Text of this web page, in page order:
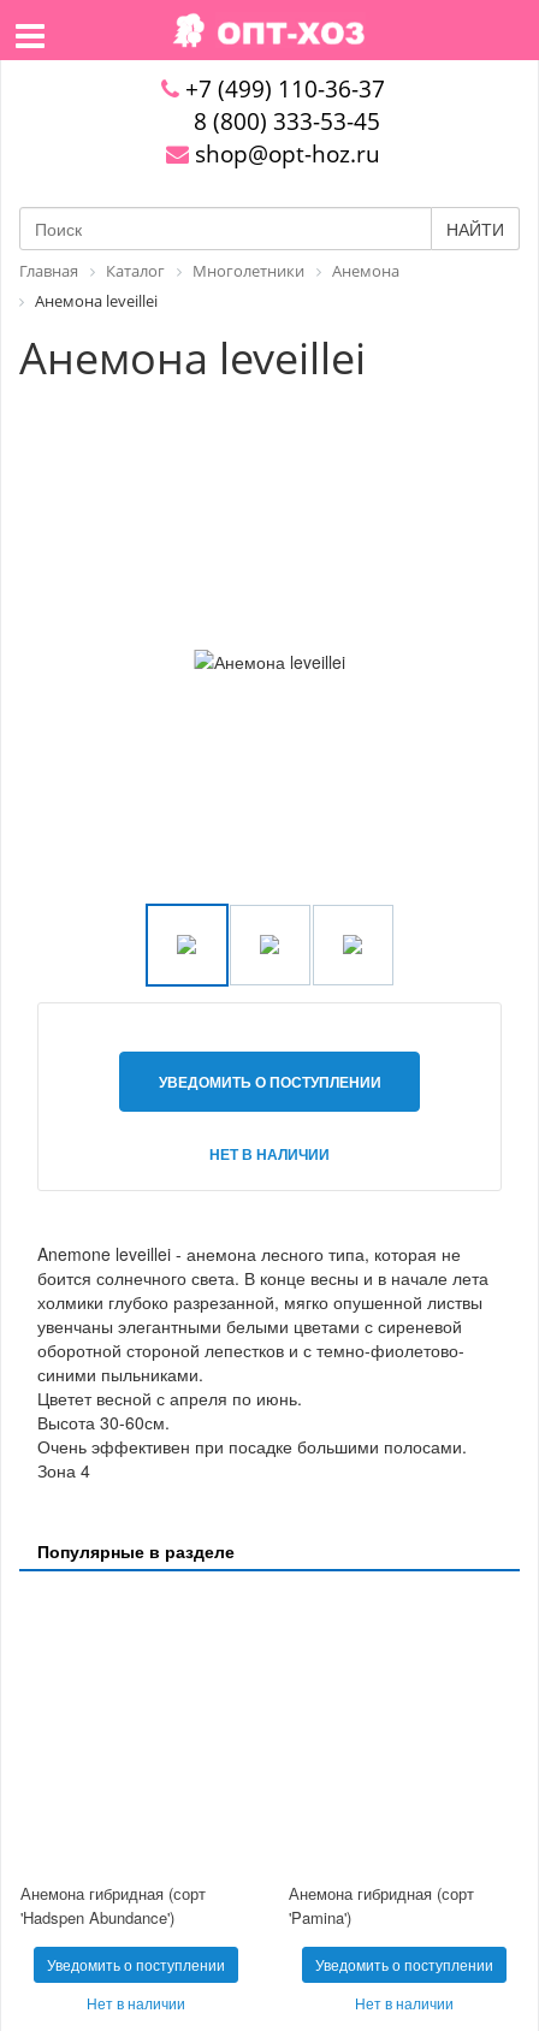
+7 (499) 110-36-37
8 (800) 333-53-45
shop@opt-hoz.ru
НАЙТИ
Главная Каталог Многолетники
Анемона
Анемона leveillei
Анемона leveillei
УВЕДОМИТЬ О ПОСТУПЛЕНИИ
НЕТ В НАЛИЧИИ
Anemone leveillei - анемона лесного типа, которая не
боится солнечного света. В конце весны и в начале лета
холмики глубоко разрезанной, мягко опушенной листвы
увенчаны элегантными белыми цветами с сиреневой
оборотной стороной лепестков и с темно-фиолетово-
синими пыльниками.
Цветет весной с апреля по июнь.
Высота 30-60см.
Очень эффективен при посадке большими полосами.
Зона 4
Популярные в разделе
Анемона гибридная (сорт
'Hadspen Abundance')
Уведомить о поступлении
Нет в наличии
Анемона гибридная (сорт
'Pamina')
Уведомить о поступлении
Нет в наличии